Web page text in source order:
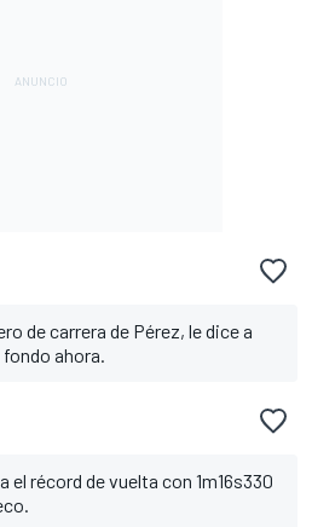
de carrera de Pérez, le dice a
fondo ahora.
el récord de vuelta con 1m16s330